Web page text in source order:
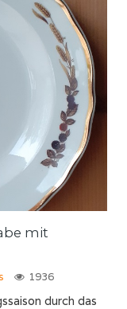
mit
1936
durch das